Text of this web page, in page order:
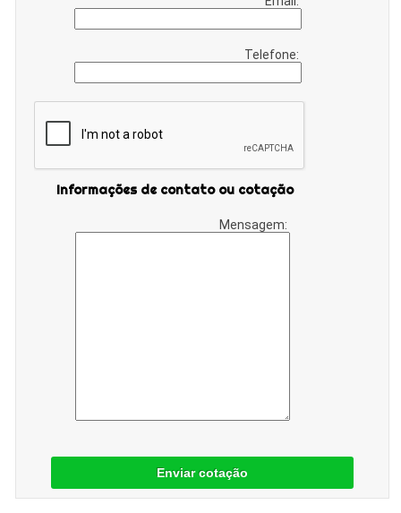
Telefone:
Informações de contato ou cotação
Mensagem:
Enviar cotação